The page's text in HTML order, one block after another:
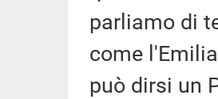
parliamo di
come
può dirsi un